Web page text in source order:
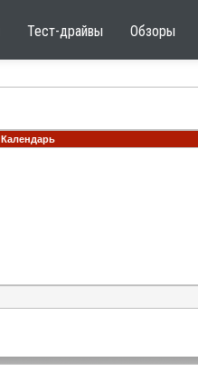
Тест-драйвы Обзоры
Календарь